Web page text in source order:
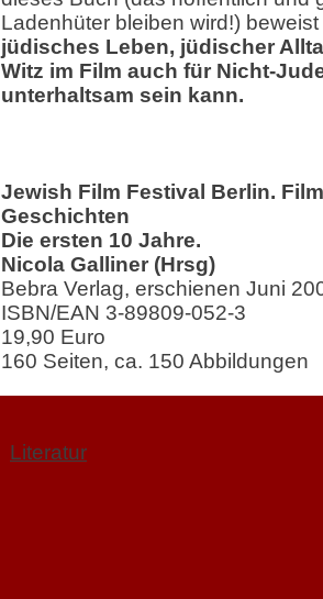
Ladenhüter bleiben wird!)
jüdisches Leben, jüdischer
Witz im Film auch für Nicht-
unterhaltsam sein kann.
Jewish Film Festival Berlin.
Geschichten
Die ersten 10 Jahre.
Nicola Galliner (Hrsg)
Bebra Verlag, erschienen Juni
ISBN/EAN 3-89809-052-3
19,90 Euro
160 Seiten, ca. 150 Abbildungen
Literatur